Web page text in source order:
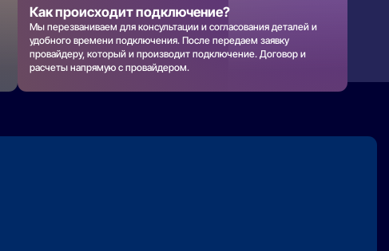
Как происходит подключение?
Мы перезваниваем для консультации и согласования деталей и
удобного времени подключения. После передаем заявку
провайдеру, который и производит подключение. Договор и
расчеты напрямую с провайдером.